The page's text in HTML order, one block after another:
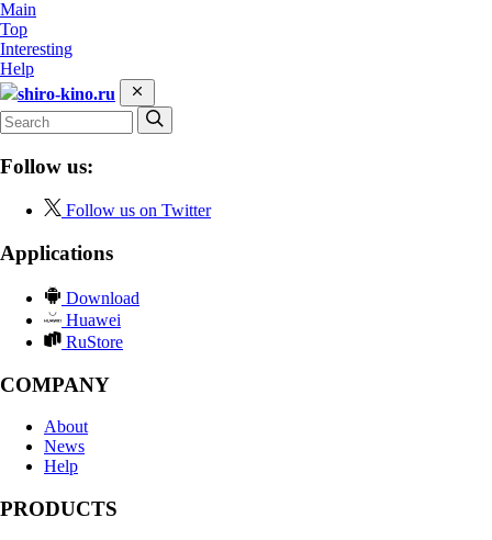
Main
Top
Interesting
Help
shiro-kino.ru
Follow us:
Follow us on Twitter
Applications
Download
Huawei
RuStore
COMPANY
About
News
Help
PRODUCTS